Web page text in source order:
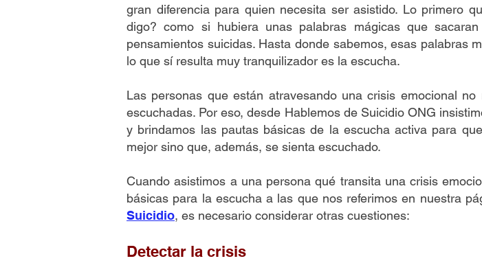
gran diferencia para quien necesita ser asistido. Lo primero
digo? como si hubiera unas palabras mágicas que
pensamientos suicidas. Hasta donde sabemos, esas palabras
lo que sí resulta muy tranquilizador es la escucha.
Las personas que están atravesando una crisis emocional
escuchadas. Por eso, desde Hablemos de Suicidio ONG
y brindamos las pautas básicas de la escucha activa para
mejor sino que, además, se sienta escuchado.
Cuando asistimos a una persona qué transita una crisis
básicas para la escucha a las que nos referimos en nuestra
Suicidio, es necesario considerar otras cuestiones:
Detectar la crisis